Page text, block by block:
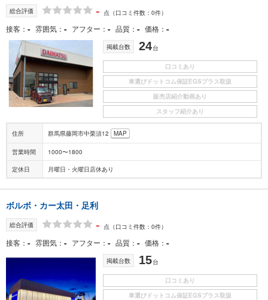
総合評価 - 点 （口コミ件数：0件）
接客 - 雰囲気 - アフター - 品質 - 価格 -
掲載台数 24台
口コミあり
車選びドットコム保証EGSプラス取扱
販売店紹介動画あり
スタッフ紹介あり
住所 群馬県藤岡市中栗須12 MAP
営業時間 1000〜1800
定休日 月曜日・火曜日店休あり
ボルボ・カー太田・足利
総合評価 - 点 （口コミ件数：0件）
接客 - 雰囲気 - アフター - 品質 - 価格 -
掲載台数 15台
口コミあり
車選びドットコム保証EGSプラス取扱